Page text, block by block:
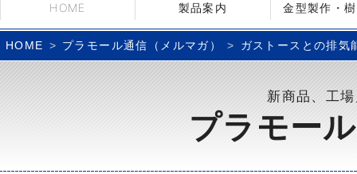
HOME 製品案内 金型製作・
HOME プラモール通信（メルマガ） ガストースとの排
新商品、工
プラモー